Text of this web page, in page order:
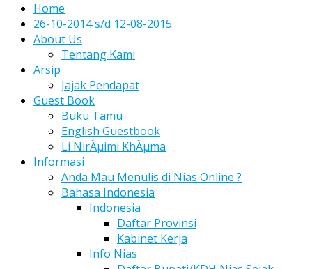
Home
26-10-2014 s/d 12-08-2015
About Us
Tentang Kami
Arsip
Jajak Pendapat
Guest Book
Buku Tamu
English Guestbook
Li NirÃµimi KhÃµma
Informasi
Anda Mau Menulis di Nias Online ?
Bahasa Indonesia
Indonesia
Daftar Provinsi
Kabinet Kerja
Info Nias